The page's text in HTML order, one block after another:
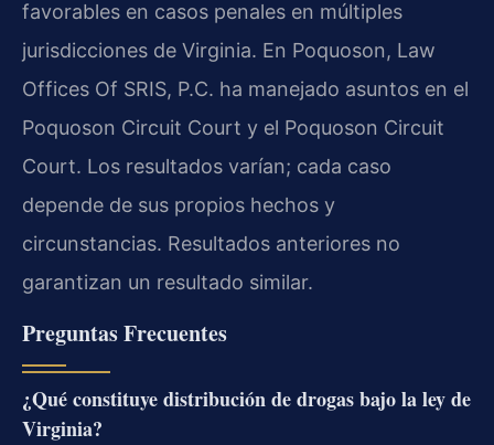
favorables en casos penales en múltiples
jurisdicciones de Virginia. En Poquoson, Law
Offices Of SRIS, P.C. ha manejado asuntos en el
Poquoson Circuit Court y el Poquoson Circuit
Court. Los resultados varían; cada caso
depende de sus propios hechos y
circunstancias. Resultados anteriores no
garantizan un resultado similar.
Preguntas Frecuentes
¿Qué constituye distribución de drogas bajo la ley de
Virginia?